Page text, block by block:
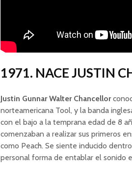
1971. NACE JUSTIN
Justin Gunnar Walter Chancellor
norteamericana Tool, y la banda
con el bajo a la temprana edad de 8
comenzaban a realizar sus primeros
como Peach. Se siente inducido
personal forma de entablar el sonido